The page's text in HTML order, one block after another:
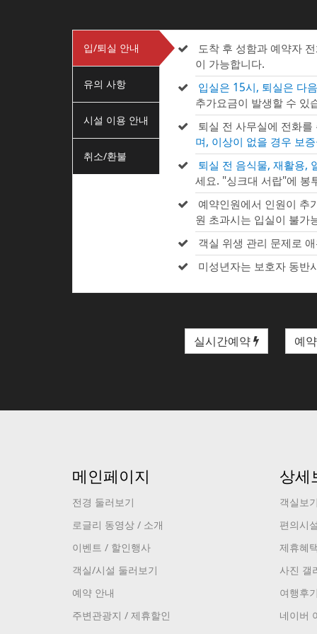
입/퇴실 안내
유의 사항
시설 이용 안내
취소/환불
도착 후 성함과 예약자
이 가능합니다.
입실은 15시, 퇴실은 다
추가요금이 발생할 수 있
퇴실 전 사무실에 전화를
며, 이상이 없을 경우 보
퇴실 전 음식물, 재활용,
세요. "싱크대 서랍"에 봉
예약인원에서 인원이 추
원 초과시는 입실이 불가
객실 위생 관리 문제로
미성년자는 보호자 동반
실시간예약 예
메인페이지
전경 둘러보기
로글리 동영상 / 소개
이벤트 / 할인행사
객실/시설 둘러보기
예약 안내
주변관광지 / 제휴할인
상세
객실보기
편의시설
제휴혜택
사진 갤
여행후기
네이버